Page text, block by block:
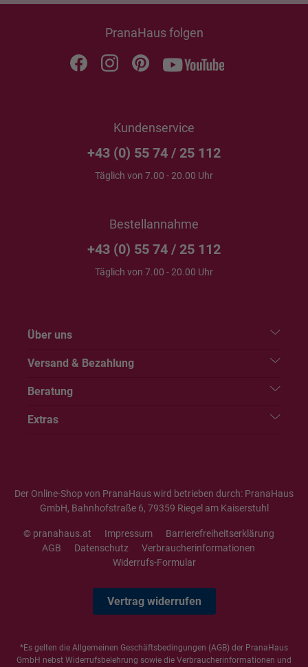
PranaHaus folgen
Kundenservice
+43 (0) 55 74 / 25 112
Täglich von 7.00 - 20.00 Uhr
Bestellannahme
+43 (0) 55 74 / 25 112
Täglich von 7.00 - 20.00 Uhr
Über uns
Versand & Bezahlung
Beratung
Extras
Der Online-Shop von PranaHaus wird betrieben durch: PranaHaus
GmbH, Bahnhofstraße 6, 79359 Riegel am Kaiserstuhl
© pranahaus.at Impressum
Barrierefreiheitserklärung
AGB
Datenschutz
Verbraucherinformationen
Widerrufs-Formular
Vertrag widerrufen
*Es gelten die Allgemeinen Geschäftsbedingungen (AGB) der PranaHaus
GmbH nebst Widerrufsbelehrung sowie die Verbraucherinformationen und